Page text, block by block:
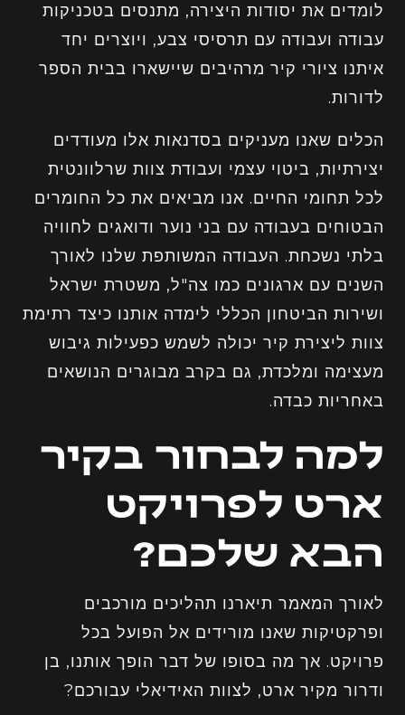
לומדים את יסודות היצירה, מתנסים בטכניקות
עבודה ועבודה עם תרסיסי צבע, ויוצרים יחד
איתנו ציורי קיר מרהיבים שיישארו בבית הספר
לדורות.
הכלים שאנו מעניקים בסדנאות אלו מעודדים
יצירתיות, ביטוי עצמי ועבודת צוות שרלוונטית
לכל תחומי החיים. אנו מביאים את כל החומרים
הבטוחים בעבודה עם בני נוער ודואגים לחוויה
בלתי נשכחת. העבודה המשותפת שלנו לאורך
השנים עם ארגונים כמו צה"ל, משטרת ישראל
ושירות הביטחון הכללי לימדה אותנו כיצד רתימת
צוות ליצירת קיר יכולה לשמש כפעילות גיבוש
מעצימה ומלכדת, גם בקרב מבוגרים הנושאים
באחריות כבדה.
למה לבחור בקיר
ארט לפרויקט
הבא שלכם?
לאורך המאמר תיארנו תהליכים מורכבים
ופרקטיקות שאנו מורידים אל הפועל בכל
פרויקט. אך מה בסופו של דבר הופך אותנו, בן
ודרור מקיר ארט, לצוות האידיאלי עבורכם?